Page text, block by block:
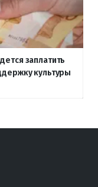
заплатить
культуры